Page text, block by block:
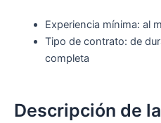
Experiencia mínima: al
Tipo de contrato: de
completa
Descripción de